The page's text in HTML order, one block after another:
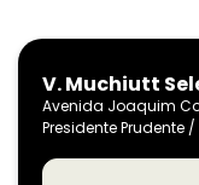
V. Muchiutt
Avenida Joaquim
Presidente Prudente